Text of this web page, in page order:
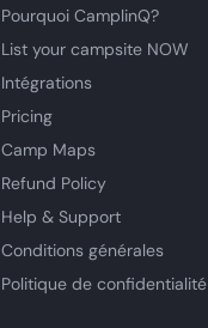
Pourquoi CamplinQ?
List your campsite NOW
Intégrations
Pricing
Camp Maps
Refund Policy
Help & Support
Conditions générales
Politique de confidentialité